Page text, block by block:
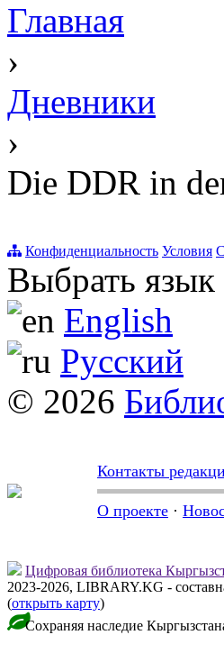
Главная
›
Дневники
›
Die DDR in
Конфиденциальность Условия
Выбрать язык
English
Русский
© 2026
Контакты
О проекте ·
Цифровая библиотека
2023-2026, LIBRARY.KG -
(открыть карту)
Сохраняя наследие